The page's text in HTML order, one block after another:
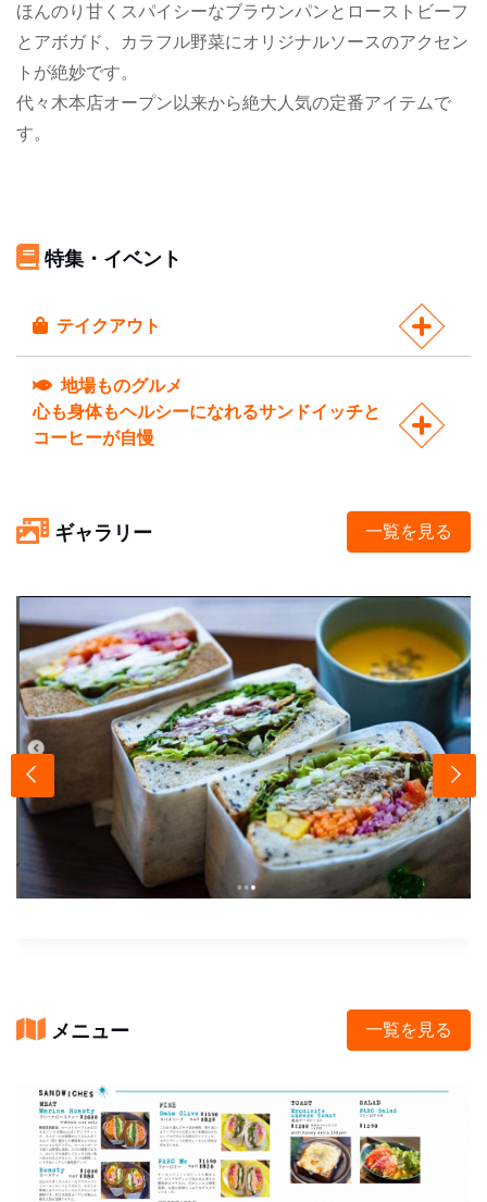
ほんのり甘くスパイシーなブラウンパンとローストビーフ
とアボガド、カラフル野菜にオリジナルソースのアクセン
トが絶妙です。
代々木本店オープン以来から絶大人気の定番アイテムで
す。
特集・イベント
テイクアウト
地場ものグルメ
心も身体もヘルシーになれるサンドイッチと
コーヒーが自慢
ギャラリー 一覧を見る
メニュー 一覧を見る